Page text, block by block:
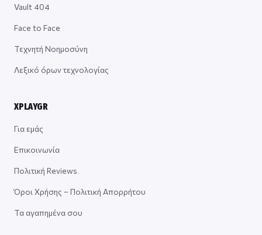
Vault 404
Face to Face
Τεχνητή Νοημοσύνη
Λεξικό όρων τεχνολογίας
XPLAYGR
Για εμάς
Επικοινωνία
Πολιτική Reviews
Όροι Χρήσης – Πολιτική Απορρήτου
Τα αγαπημένα σου